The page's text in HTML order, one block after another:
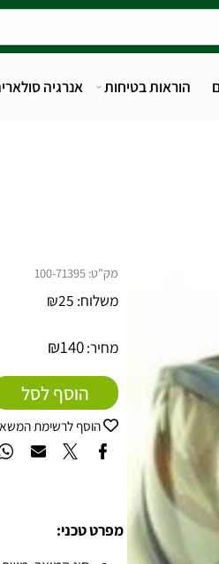
הוראות בטיחות אנרגיה סולארית
100-71395
משלוח: ₪25
₪
הוסף לסל
הוסף לרשימת המשאלות
מפרט טכני: